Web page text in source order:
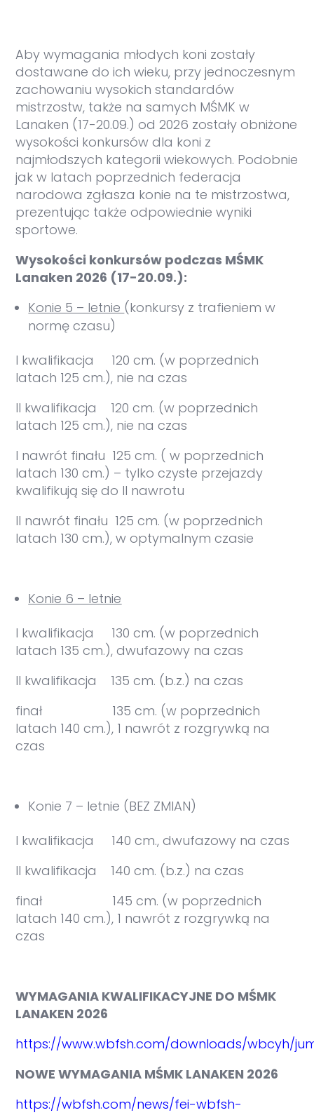
Aby wymagania młodych koni zostały
dostawane do ich wieku, przy jednoczesnym
zachowaniu wysokich standardów
mistrzostw, także na samych MŚMK w
Lanaken (17-20.09.) od 2026 zostały obniżone
wysokości konkursów dla koni z
najmłodszych kategorii wiekowych. Podobnie
jak w latach poprzednich federacja
narodowa zgłasza konie na te mistrzostwa,
prezentując także odpowiednie wyniki
sportowe.
Wysokości konkursów podczas MŚMK
Lanaken 2026 (17-20.09.):
Konie 5 – letnie (konkursy z trafieniem w
normę czasu)
I kwalifikacja 120 cm. (w poprzednich
latach 125 cm.), nie na czas
II kwalifikacja 120 cm. (w poprzednich
latach 125 cm.), nie na czas
I nawrót finału 125 cm. ( w poprzednich
latach 130 cm.) – tylko czyste przejazdy
kwalifikują się do II nawrotu
II nawrót finału 125 cm. (w poprzednich
latach 130 cm.), w optymalnym czasie
Konie 6 – letnie
I kwalifikacja 130 cm. (w poprzednich
latach 135 cm.), dwufazowy na czas
II kwalifikacja 135 cm. (b.z.) na czas
finał 135 cm. (w poprzednich
latach 140 cm.), 1 nawrót z rozgrywką na
czas
Konie 7 – letnie (BEZ ZMIAN)
I kwalifikacja 140 cm., dwufazowy na czas
II kwalifikacja 140 cm. (b.z.) na czas
finał 145 cm. (w poprzednich
latach 140 cm.), 1 nawrót z rozgrywką na
czas
WYMAGANIA KWALIFIKACYJNE DO MŚMK
LANAKEN 2026
https://www.wbfsh.com/downloads/wbcyh/
NOWE WYMAGANIA MŚMK LANAKEN 2026
https://wbfsh.com/news/fei-wbfsh-